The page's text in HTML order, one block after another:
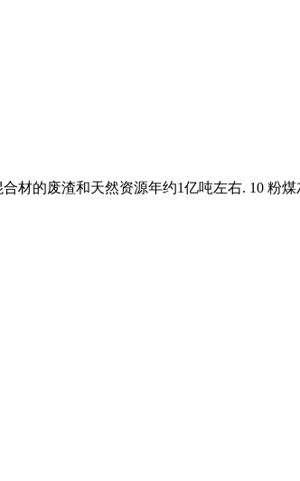
材的废渣和天然资源年约1亿吨左右. 10 粉